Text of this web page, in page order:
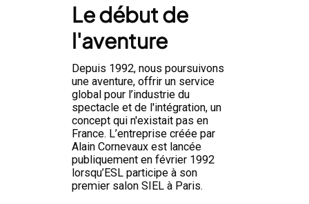
Le début de
l'aventure
Depuis 1992, nous poursuivons
une aventure, offrir un service
global pour l’industrie du
spectacle et de l'intégration, un
concept qui n'existait pas en
France. L’entreprise créée par
Alain Cornevaux est lancée
publiquement en février 1992
lorsqu’ESL participe à son
premier salon SIEL à Paris.